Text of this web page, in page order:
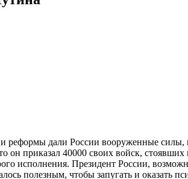
реформы дали России вооруженные силы,
он приказал 40000 своих войск,
исполнения. Президент России,
полезным, чтобы запугать и